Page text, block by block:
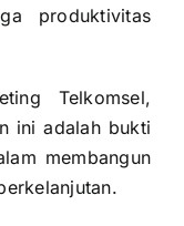
produktivitas
Telkomsel,
ini adalah bukti
membangun